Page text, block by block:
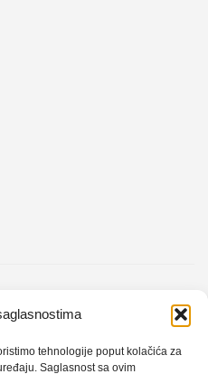
tehnologije poput kolačića za
Saglasnost sa ovim